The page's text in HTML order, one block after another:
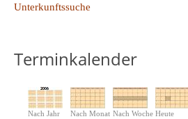
Unterkunftssuche
Terminkalender
Nach Jahr Nach Monat Nach Woche Heute